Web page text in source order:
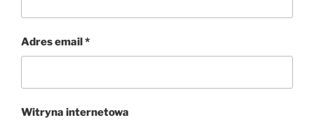
Adres email *
Witryna internetowa